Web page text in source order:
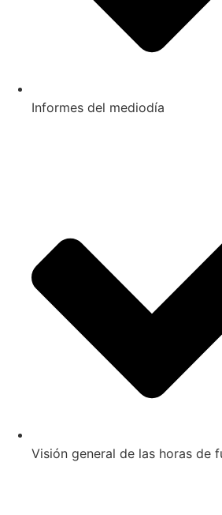
Informes del mediodía
Visión general de las horas de